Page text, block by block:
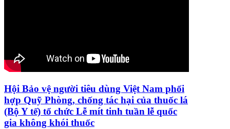
Hội Bảo vệ người tiêu dùng Việt Nam phối
hợp Quỹ Phòng, chống tác hại của thuốc lá
(Bộ Y tế) tổ chức Lễ mít tinh tuần lễ quốc
gia không khói thuốc